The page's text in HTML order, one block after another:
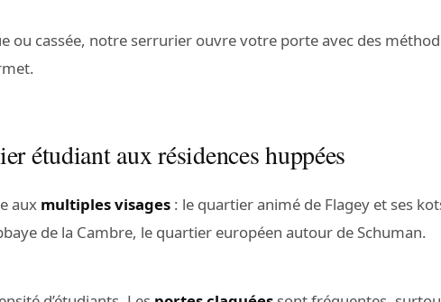
ou cassée, notre serrurier ouvre votre porte avec des
étudiant aux résidences huppées
aux multiples visages : le quartier animé de Flagey et ses
de la Cambre, le quartier européen autour de Schuman.